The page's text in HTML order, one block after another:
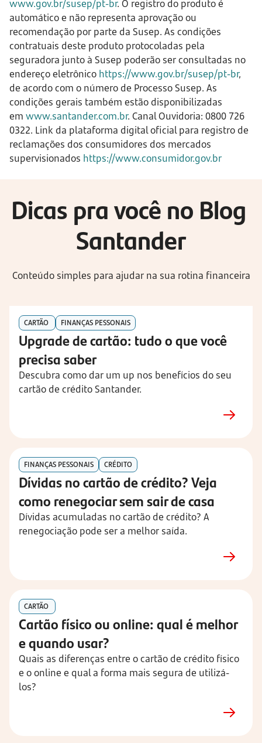
www.gov.br/susep/pt-br. O registro do produto é
automático e não representa aprovação ou
recomendação por parte da Susep. As condições
contratuais deste produto protocoladas pela
seguradora junto à Susep poderão ser consultadas no
endereço eletrônico https://www.gov.br/susep/pt-br,
de acordo com o número de Processo Susep. As
condições gerais também estão disponibilizadas
em www.santander.com.br. Canal Ouvidoria: 0800 726
0322. Link da plataforma digital oficial para registro de
reclamações dos consumidores dos mercados
supervisionados https://www.consumidor.gov.br
Dicas pra você no Blog
Santander
Conteúdo simples para ajudar na sua rotina financeira
CARTÃO FINANÇAS PESSONAIS
Upgrade de cartão: tudo o que você
precisa saber
Descubra como dar um up nos benefícios do seu
cartão de crédito Santander.
FINANÇAS PESSONAIS CRÉDITO
Dívidas no cartão de crédito? Veja
como renegociar sem sair de casa
Dívidas acumuladas no cartão de crédito? A
renegociação pode ser a melhor saída.
CARTÃO
Cartão físico ou online: qual é melhor
e quando usar?
Quais as diferenças entre o cartão de crédito físico
e o online e qual a forma mais segura de utilizá-
los?